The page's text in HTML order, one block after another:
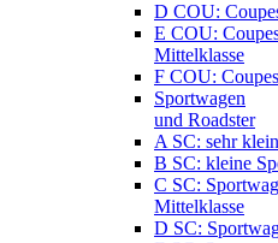
D COU:
E COU:
Mittelklasse
F COU:
Sportwagen
und Roadster
A SC: sehr
B SC: kleine
C SC:
Mittelklasse
D SC: